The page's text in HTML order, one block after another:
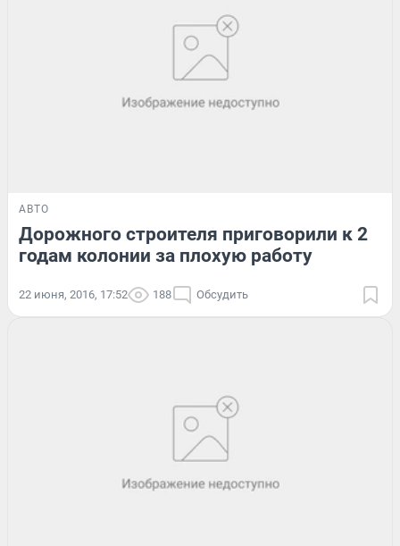
АВТО
Дорожного строителя приговорили к 2
годам колонии за плохую работу
22 июня, 2016, 17:52 188 Обсудить